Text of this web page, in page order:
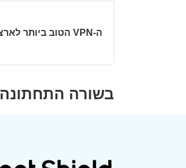
ה-VPN הטוב ביותר לארצות הברית
בשורה התחתונה